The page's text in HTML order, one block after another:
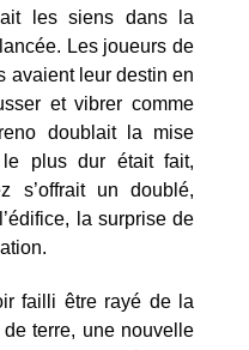
les siens dans la
Les joueurs de
avaient leur destin en
et vibrer comme
doublait la mise
plus dur était fait,
s’offrait un doublé,
la surprise de
failli être rayé de la
terre, une nouvelle